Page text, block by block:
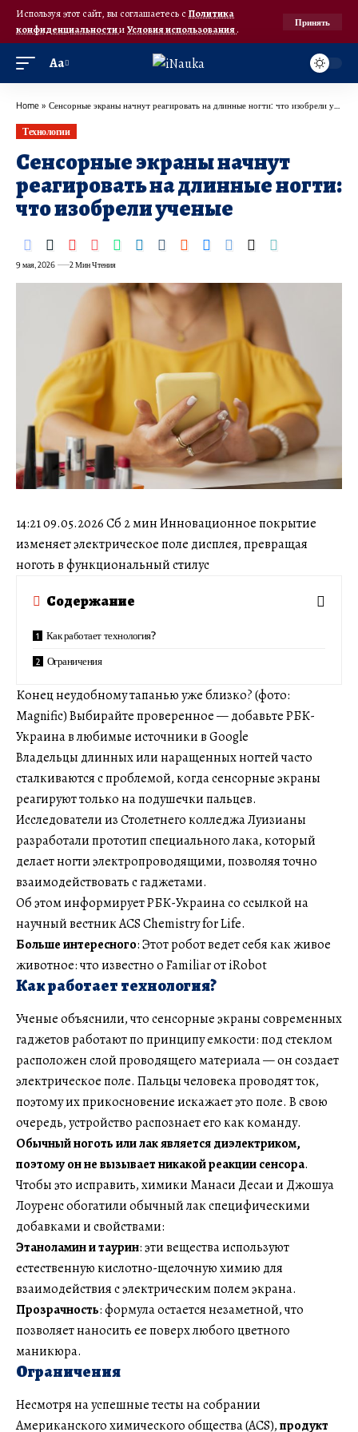
Используя этот сайт, вы соглашаетесь с Политика
конфиденциальностииУсловия использования.
Принять
Аа
Home » Сенсорные экраны начнут реагировать на длинные ногти: что изобрели ученые
Технологии
Сенсорные экраны начнут
реагировать на длинные ногти:
что изобрели ученые
9 мая, 2026 2 Мин Чтения
14:21 09.05.2026 Сб 2 мин Инновационное покрытие
изменяет электрическое поле дисплея, превращая
ноготь в функциональный стилус
Содержание
Как работает технология?
Ограничения
Конец неудобному тапанью уже близко? (фото:
Magnific) Выбирайте проверенное — добавьте РБК-
Украина в любимые источники в Google
Владельцы длинных или наращенных ногтей часто
сталкиваются с проблемой, когда сенсорные экраны
реагируют только на подушечки пальцев.
Исследователи из Столетнего колледжа Луизианы
разработали прототип специального лака, который
делает ногти электропроводящими, позволяя точно
взаимодействовать с гаджетами.
Об этом информирует РБК-Украина со ссылкой на
научный вестник ACS Chemistry for Life.
Больше интересного: Этот робот ведет себя как живое
животное: что известно о Familiar от iRobot
Как работает технология?
Ученые объяснили, что сенсорные экраны современных
гаджетов работают по принципу емкости: под стеклом
расположен слой проводящего материала — он создает
электрическое поле. Пальцы человека проводят ток,
поэтому их прикосновение искажает это поле. В свою
очередь, устройство распознает его как команду.
Обычный ноготь или лак является диэлектриком,
поэтому он не вызывает никакой реакции сенсора.
Чтобы это исправить, химики Манаси Десаи и Джошуа
Лоуренс обогатили обычный лак специфическими
добавками и свойствами:
Этаноламин и таурин: эти вещества используют
естественную кислотно-щелочную химию для
взаимодействия с электрическим полем экрана.
Прозрачность: формула остается незаметной, что
позволяет наносить ее поверх любого цветного
маникюра.
Ограничения
Несмотря на успешные тесты на собрании
Американского химического общества (ACS),продукт